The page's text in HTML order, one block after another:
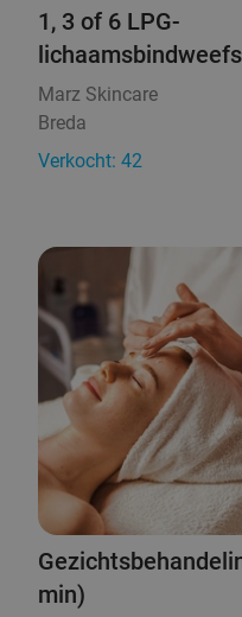
1, 3 of 6 LPG-
Marz Skincare
Breda
Verkocht: 42
min)